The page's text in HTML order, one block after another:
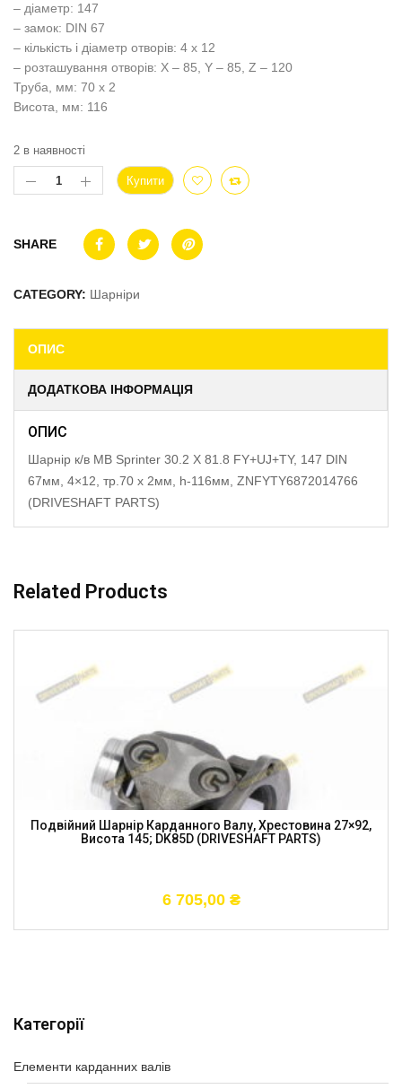
Категорії
Елементи карданних валів
– діаметр: 147
– замок: DIN 67
– кількість і діаметр отворів: 4 x 12
– розташування отворів: X – 85, Y – 85, Z – 120
Труба, мм: 70 x 2
Висота, мм: 116
2 в наявності
Купити
SHARE
CATEGORY: Шарніри
ОПИС
ДОДАТКОВА ІНФОРМАЦІЯ
ОПИС
Шарнір к/в MB Sprinter 30.2 X 81.8 FY+UJ+TY, 147 DIN
67мм, 4×12, тр.70 x 2мм, h-116мм, ZNFYTY6872014766
(DRIVESHAFT PARTS)
Related Products
Подвійний Шарнір Карданного Валу, Хрестовина 27×92,
Висота 145; DK85D (DRIVESHAFT PARTS)
6 705,00 ₴